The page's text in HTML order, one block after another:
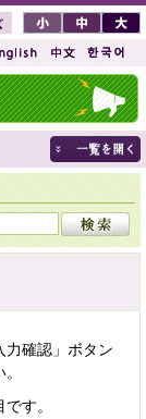
力確認」ボタン
す。